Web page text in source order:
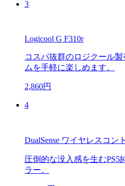
3
Logicool G F310r
コスパ抜群のロジクール
ムを手軽に楽しめます。
2,860円
4
DualSense ワイヤレスコン
圧倒的な没入感を生むPS5
ラー。